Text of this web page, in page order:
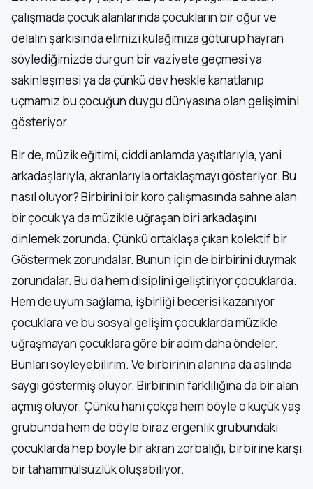
çalışmada çocuk alanlarında çocukların bir oğur ve
delalın şarkısında elimizi kulağımıza götürüp hayran
söylediğimizde durgun bir vaziyete geçmesi ya
sakinleşmesi ya da çünkü dev heskle kanatlanıp
uçmamız bu çocuğun duygu dünyasına olan gelişimini
gösteriyor.
Bir de, müzik eğitimi, ciddi anlamda yaşıtlarıyla, yani
arkadaşlarıyla, akranlarıyla ortaklaşmayı gösteriyor. Bu
nasıl oluyor? Birbirini bir koro çalışmasında sahne alan
bir çocuk ya da müzikle uğraşan biri arkadaşını
dinlemek zorunda. Çünkü ortaklaşa çıkan kolektif bir
Göstermek zorundalar. Bunun için de birbirini duymak
zorundalar. Bu da hem disiplini geliştiriyor çocuklarda.
Hem de uyum sağlama, işbirliği becerisi kazanıyor
çocuklara ve bu sosyal gelişim çocuklarda müzikle
uğraşmayan çocuklara göre bir adım daha öndeler.
Bunları söyleyebilirim. Ve birbirinin alanına da aslında
saygı göstermiş oluyor. Birbirinin farklılığına da bir alan
açmış oluyor. Çünkü hani çokça hem böyle o küçük yaş
grubunda hem de böyle biraz ergenlik grubundaki
çocuklarda hep böyle bir akran zorbalığı, birbirine karşı
bir tahammülsüzlük oluşabiliyor.